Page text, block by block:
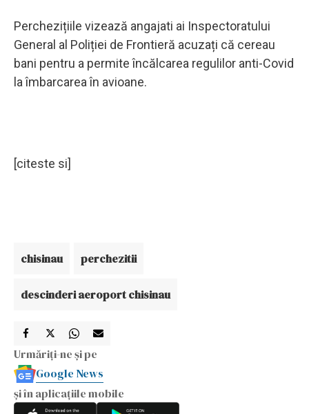
Perchezițiile vizează angajati ai Inspectoratului
General al Poliției de Frontieră acuzați că cereau
bani pentru a permite încălcarea regulilor anti-Covid
la îmbarcarea în avioane.
[citeste si]
chisinau perchezitii
descinderi aeroport chisinau
Urmăriți-ne și pe
Google News
și în aplicațiile mobile